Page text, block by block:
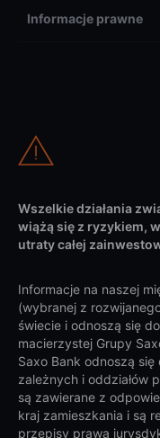
Informacje prawne
Wszelkie działania
wiążą się z ryzykiem,
utraty całej
Informacje na naszej
(wybranej z
świecie i odnoszą się
macierzystej Grupy
Saxo Bank odnoszą się
zależnych i oddziałów
są zawierane z
kraj zamieszkania i są
przepisy prawa